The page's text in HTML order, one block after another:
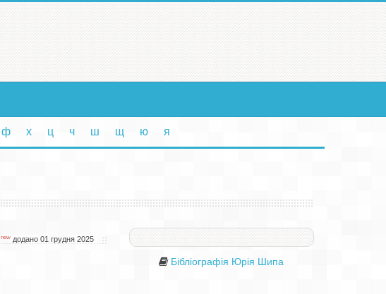
ф х ц ч ш щ ю я
newдодано 01 грудня 2025
Бібліографія Юрія Шипа